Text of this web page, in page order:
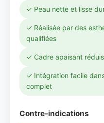
✓ Peau nette et lisse
✓ Réalisée par des
qualifiées
✓ Cadre apaisant
✓ Intégration facile
complet
Contre-indications